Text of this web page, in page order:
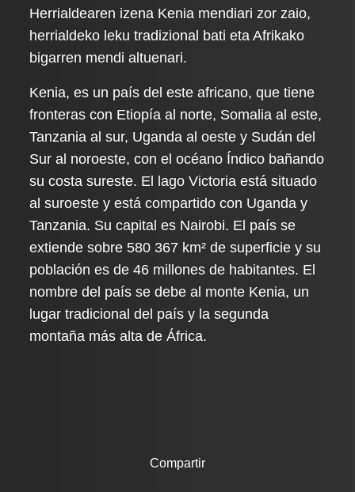
Herrialdearen izena Kenia mendiari zor zaio,
herrialdeko leku tradizional bati eta Afrikako
bigarren mendi altuenari.
Kenia, es un país del este africano, que tiene
fronteras con Etiopía al norte, Somalia al este,
Tanzania al sur, Uganda al oeste y Sudán del
Sur al noroeste, con el océano Índico bañando
su costa sureste. El lago Victoria está situado
al suroeste y está compartido con Uganda y
Tanzania. Su capital es Nairobi. El país se
extiende sobre 580 367 km² de superficie y su
población es de 46 millones de habitantes. El
nombre del país se debe al monte Kenia, un
lugar tradicional del país y la segunda
montaña más alta de África.
Compartir